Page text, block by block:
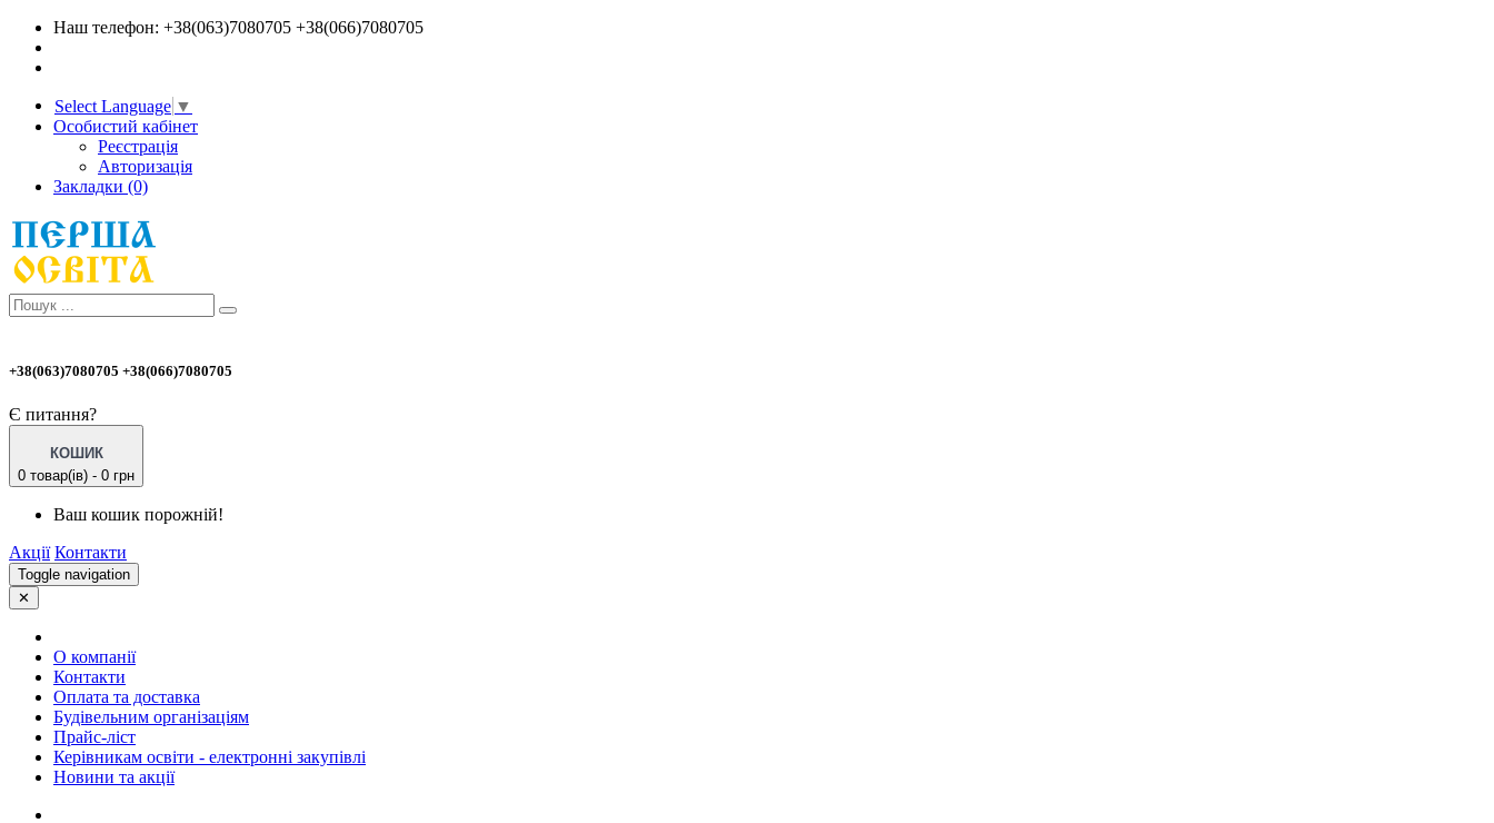
Наш телефон: +38(063)7080705 +38(066)7080705
Select Language ▼
Особистий кабінет
Реєстрація
Авторизація
Закладки (0)
+38(063)7080705 +38(066)7080705
Є питання?
КОШИК
0 товар(ів) - 0 грн
Ваш кошик порожній!
Акції Контакти
Toggle navigation
✕
О компанії
Контакти
Оплата та доставка
Будівельним організаціям
Прайс-ліст
Керівникам освіти - електронні закупівлі
Новини та акції